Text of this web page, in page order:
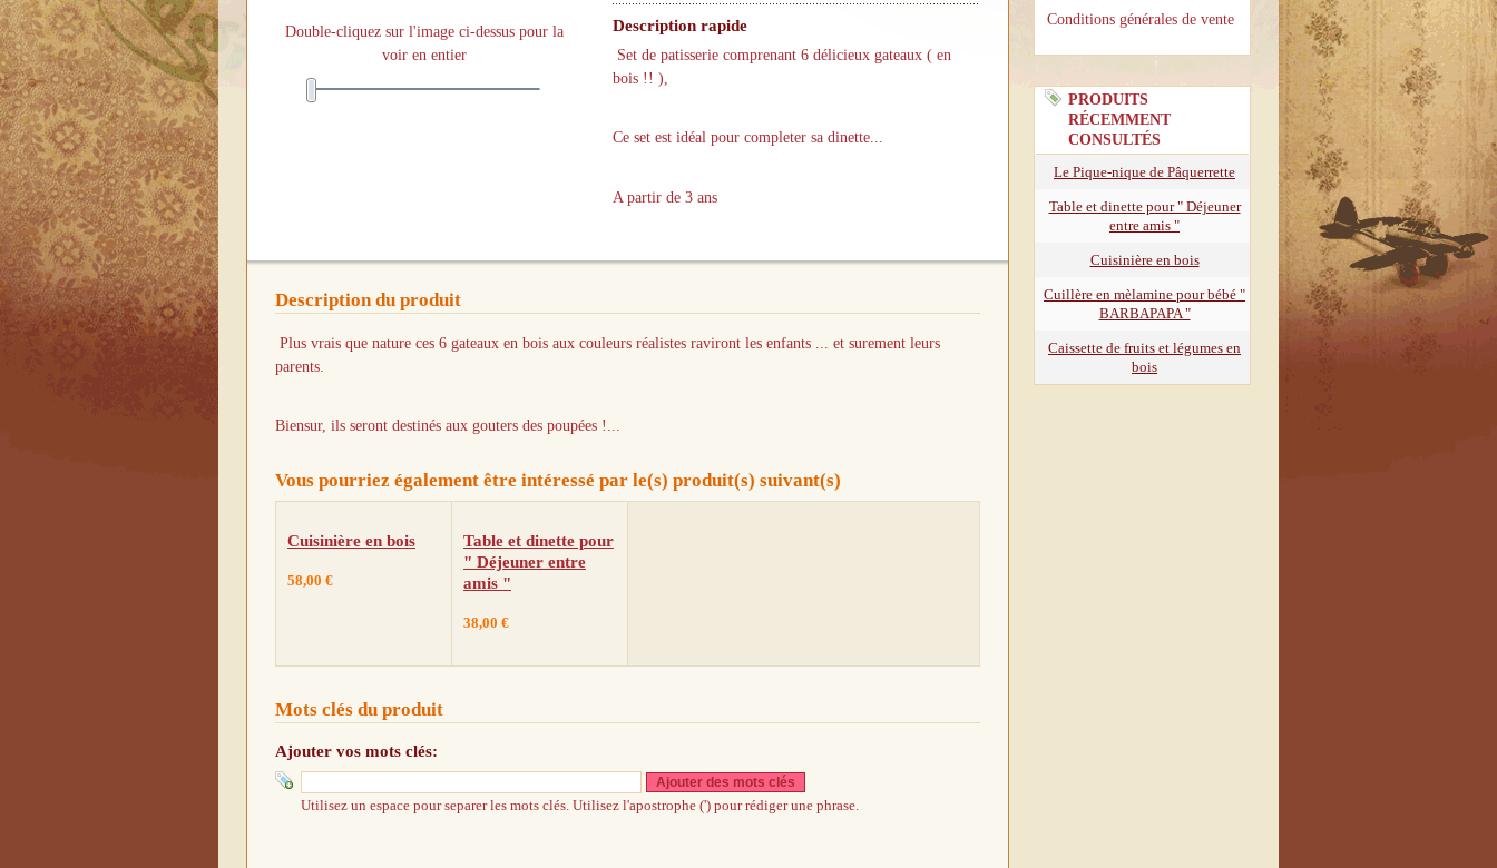
Double-cliquez sur l'image ci-dessus pour la
voir en entier
Description rapide
Set de patisserie comprenant 6 délicieux gateaux ( en
bois !! ),
Ce set est idéal pour completer sa dinette...
A partir de 3 ans
Description du produit
Plus vrais que nature ces 6 gateaux en bois aux couleurs réalistes raviront les enfants ... et surement leurs
parents.
Biensur, ils seront destinés aux gouters des poupées !...
Vous pourriez également être intéressé par le(s) produit(s) suivant(s)
Cuisinière en bois
58,00 €
Table et dinette pour
" Déjeuner entre
amis "
38,00 €
Mots clés du produit
Ajouter vos mots clés:
Ajouter des mots clés
Utilisez un espace pour separer les mots clés. Utilisez l'apostrophe (') pour rédiger une phrase.
Conditions générales de vente
PRODUITS
RÉCEMMENT
CONSULTÉS
Le Pique-nique de Pâquerrette
Table et dinette pour " Déjeuner
entre amis "
Cuisinière en bois
Cuillère en mèlamine pour bébé "
BARBAPAPA "
Caissette de fruits et légumes en
bois